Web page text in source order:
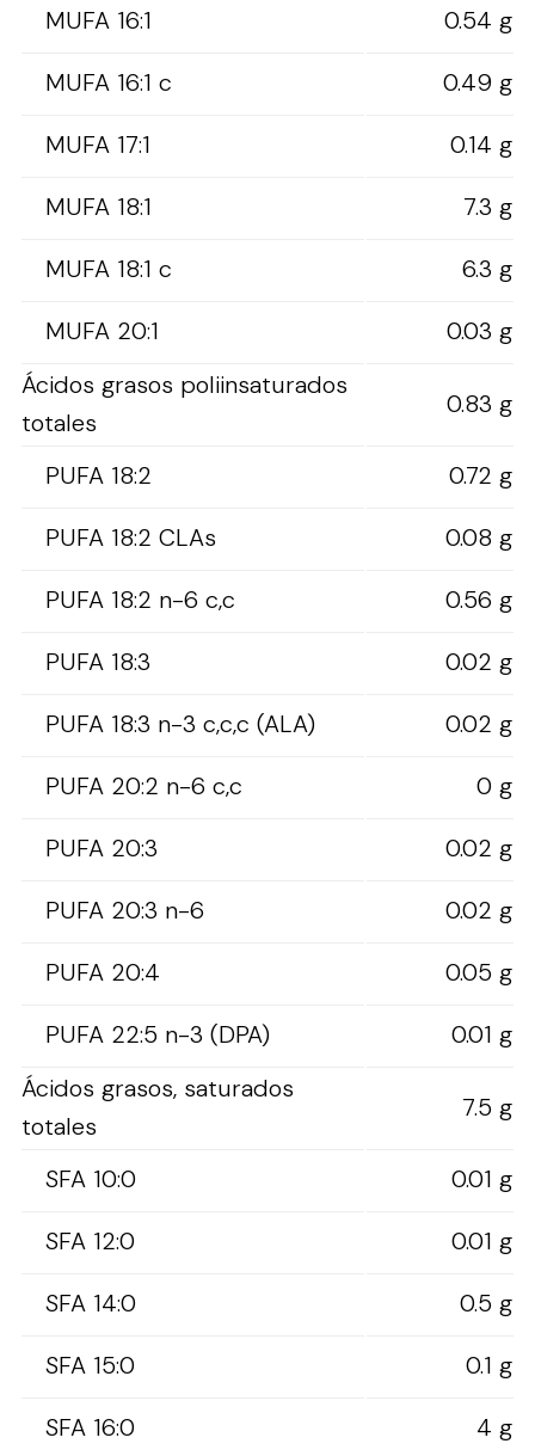
MUFA 16:1
0.54 g
MUFA 16:1 c
0.49 g
MUFA 17:1
0.14 g
MUFA 18:1
7.3 g
MUFA 18:1 c
6.3 g
MUFA 20:1
0.03 g
Ácidos grasos poliinsaturados
totales
0.83 g
PUFA 18:2
0.72 g
PUFA 18:2 CLAs
0.08 g
PUFA 18:2 n-6 c,c
0.56 g
PUFA 18:3
0.02 g
PUFA 18:3 n-3 c,c,c (ALA)
0.02 g
PUFA 20:2 n-6 c,c
0 g
PUFA 20:3
0.02 g
PUFA 20:3 n-6
0.02 g
PUFA 20:4
0.05 g
PUFA 22:5 n-3 (DPA)
0.01 g
Ácidos grasos, saturados
totales
7.5 g
SFA 10:0
0.01 g
SFA 12:0
0.01 g
SFA 14:0
0.5 g
SFA 15:0
0.1 g
SFA 16:0
4 g